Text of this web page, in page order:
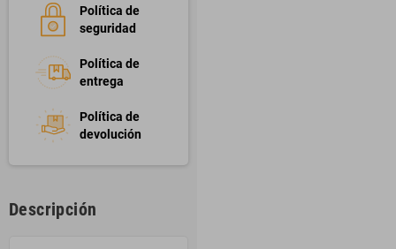
Política de
seguridad
Política de
entrega
Política de
devolución
Descripción